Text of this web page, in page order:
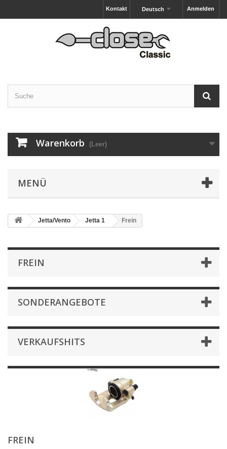
Anmelden
Deutsch
Kontakt
Warenkorb (Leer)
MENÜ
Jetta/Vento Jetta 1 Frein
FREIN
SONDERANGEBOTE
VERKAUFSHITS
FREIN